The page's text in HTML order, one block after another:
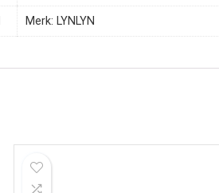
Merk: LYNLYN